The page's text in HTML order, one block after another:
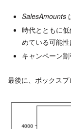
SalesAmounts
時代とともに低
めている可能
キャンペーン
最後に、ボックスプ